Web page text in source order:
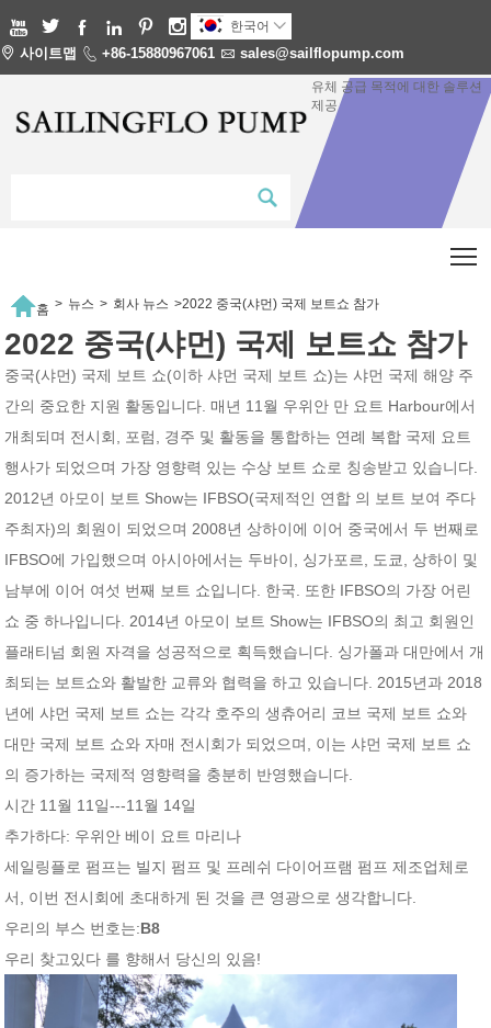
      한국어 
 사이트맵  +86-15880967061  sales@sailflopump.com
유체 공급 목적에 대한 솔루션
제공
홈 > 뉴스 > 회사 뉴스 >2022 중국(샤먼) 국제 보트쇼 참가
2022 중국(샤먼) 국제 보트쇼 참가
중국(샤먼) 국제 보트 쇼(이하 샤먼 국제 보트 쇼)는 샤먼 국제 해양 주
간의 중요한 지원 활동입니다. 매년 11월 우위안 만 요트 Harbour에서
개최되며 전시회, 포럼, 경주 및 활동을 통합하는 연례 복합 국제 요트
행사가 되었으며 가장 영향력 있는 수상 보트 쇼로 칭송받고 있습니다.
2012년 아모이 보트 Show는 IFBSO(국제적인 연합 의 보트 보여 주다
주최자)의 회원이 되었으며 2008년 상하이에 이어 중국에서 두 번째로
IFBSO에 가입했으며 아시아에서는 두바이, 싱가포르, 도쿄, 상하이 및
남부에 이어 여섯 번째 보트 쇼입니다. 한국. 또한 IFBSO의 가장 어린
쇼 중 하나입니다. 2014년 아모이 보트 Show는 IFBSO의 최고 회원인
플래티넘 회원 자격을 성공적으로 획득했습니다. 싱가폴과 대만에서 개
최되는 보트쇼와 활발한 교류와 협력을 하고 있습니다. 2015년과 2018
년에 샤먼 국제 보트 쇼는 각각 호주의 생츄어리 코브 국제 보트 쇼와
대만 국제 보트 쇼와 자매 전시회가 되었으며, 이는 샤먼 국제 보트 쇼
의 증가하는 국제적 영향력을 충분히 반영했습니다.
시간 11월 11일---11월 14일
추가하다: 우위안 베이 요트 마리나
세일링플로 펌프는 빌지 펌프 및 프레쉬 다이어프램 펌프 제조업체로
서, 이번 전시회에 초대하게 된 것을 큰 영광으로 생각합니다.
우리의 부스 번호는:B8
우리 찾고있다 를 향해서 당신의 있음!